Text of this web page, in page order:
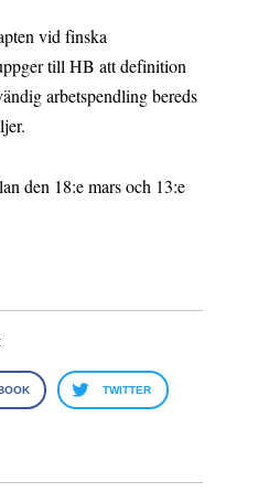
vid finska
till HB att definition
arbetspendling bereds
den 18:e mars och 13:e
TWITTER